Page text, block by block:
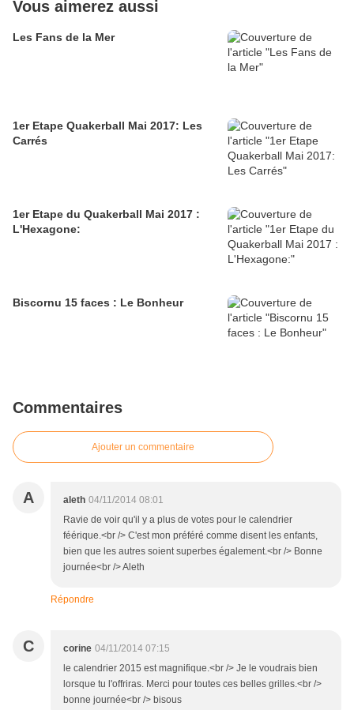
Vous aimerez aussi
Les Fans de la Mer
1er Etape Quakerball Mai 2017: Les
Carrés
1er Etape du Quakerball Mai 2017 :
L'Hexagone:
Biscornu 15 faces : Le Bonheur
Commentaires
Ajouter un commentaire
A aleth 04/11/2014 08:01
Ravie de voir qu'il y a plus de votes pour le calendrier
féérique.<br /> C'est mon préféré comme disent les enfants,
bien que les autres soient superbes également.<br /> Bonne
journée<br /> Aleth
Répondre
C corine 04/11/2014 07:15
le calendrier 2015 est magnifique.<br /> Je le voudrais bien
lorsque tu l'offriras. Merci pour toutes ces belles grilles.<br />
bonne journée<br /> bisous